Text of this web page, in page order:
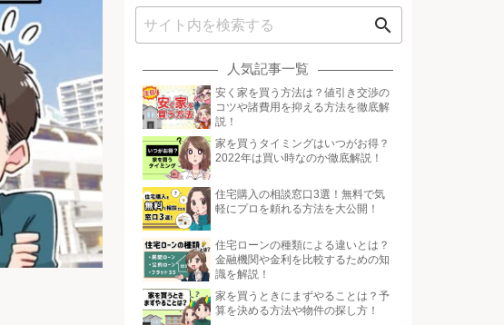
search
人気記事一覧
安く家を買う方法は？値引き交渉の
コツや諸費用を抑える方法を徹底解
説！
家を買うタイミングはいつがお得？
2022年は買い時なのか徹底解説！
住宅購入の相談窓口3選！無料で気
軽にプロを頼れる方法を大公開！
住宅ローンの種類による違いとは？
金融機関や金利を比較するための知
識を解説！
家を買うときにまずやることは？予
算を決める方法や物件の探し方！